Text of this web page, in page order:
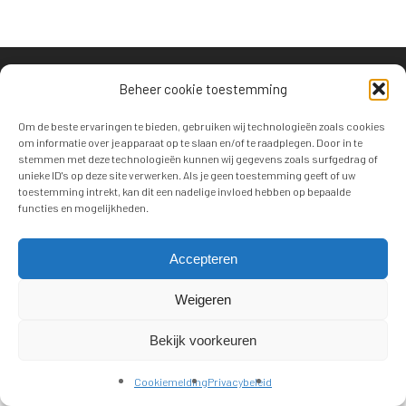
Beheer cookie toestemming
Om de beste ervaringen te bieden, gebruiken wij technologieën zoals cookies
om informatie over je apparaat op te slaan en/of te raadplegen. Door in te
stemmen met deze technologieën kunnen wij gegevens zoals surfgedrag of
unieke ID's op deze site verwerken. Als je geen toestemming geeft of uw
toestemming intrekt, kan dit een nadelige invloed hebben op bepaalde
functies en mogelijkheden.
Accepteren
Weigeren
Bekijk voorkeuren
CookiemeldingPrivacybeleid
Privacy verklaringAlgemene Voorwaarden Cookiemelding